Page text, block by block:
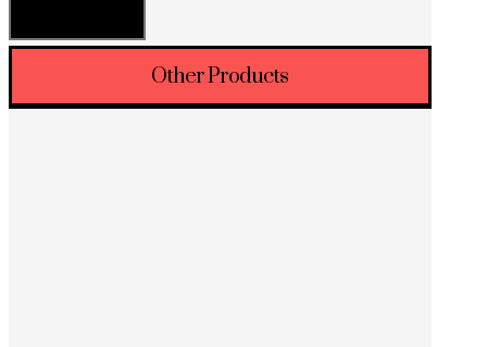
Other Products